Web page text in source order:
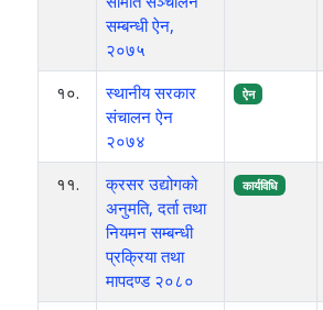
सम्बन्धी ऐन,
२०७५
१०.
स्थानीय सरकार
संचालन ऐन
२०७४
ऐन
११.
क्रसर उद्योगको
अनुमति, दर्ता तथा
नियमन सम्बन्धी
प्रक्रिया तथा
मापदण्ड २०८०
कार्यविधि